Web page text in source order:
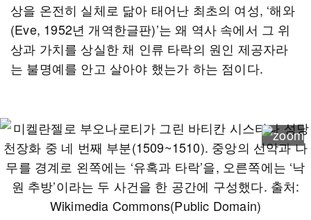
상을 온전히 실체로 닮아 태어난 최초의 여성, ‘해와
(Eve, 1952년 개역한글판)’는 왜 역사 속에서 그 위
상과 가치를 상실한 채 인류 타락의 원인 제공자라
는 불명예를 안고 살아야 했는가 하는 점이다.